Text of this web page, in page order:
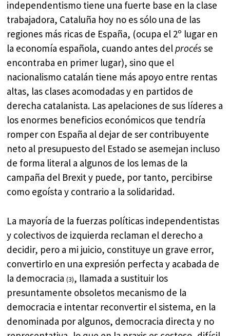
independentismo tiene una fuerte base en la clase
trabajadora, Cataluña hoy no es sólo una de las
regiones más ricas de España, (ocupa el 2º lugar en
la economía española, cuando antes delprocés se
encontraba en primer lugar), sino que el
nacionalismo catalán tiene más apoyo entre rentas
altas, las clases acomodadas y en partidos de
derecha catalanista. Las apelaciones de sus líderes a
los enormes beneficios económicos que tendría
romper con España al dejar de ser contribuyente
neto al presupuesto del Estado se asemejan incluso
de forma literal a algunos de los lemas de la
campaña del Brexit y puede, por tanto, percibirse
como egoísta y contrario a la solidaridad.
La mayoría de la fuerzas políticas independentistas
y colectivos de izquierda reclaman el derecho a
decidir, pero a mi juicio, constituye un grave error,
convertirlo en una expresión perfecta y acabada de
la democracia(3), llamada a sustituir los
presuntamente obsoletos mecanismo de la
democracia e intentar reconvertir el sistema, en la
denominada por algunos, democracia directa y no